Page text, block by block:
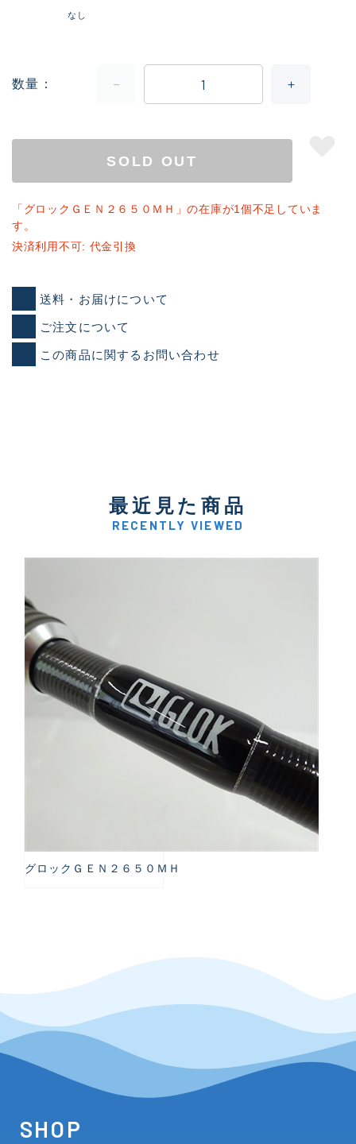
なし
数量
SOLD OUT
「グロックＧＥＮ２６５０ＭＨ」の在庫が1個不足していま
す。
決済利用不可: 代金引換
送料・お届けについて
ご注文について
この商品に関するお問い合わせ
最近見た商品
RECENTLY VIEWED
グロックＧＥＮ２６５０ＭＨ
SHOP